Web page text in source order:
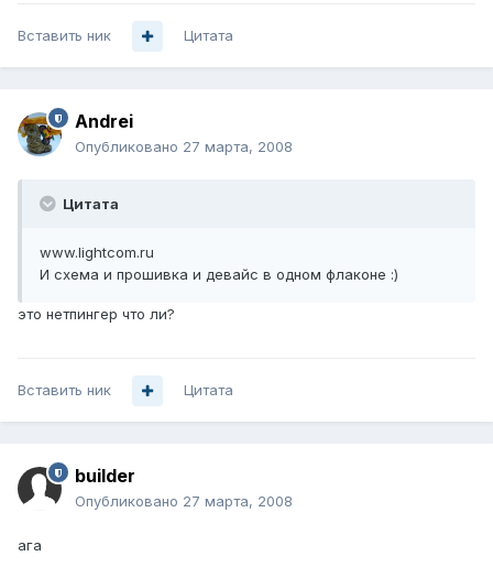
Вставить ник Цитата
Andrei
Опубликовано 27 марта, 2008
Цитата
www.lightcom.ru
И схема и прошивка и девайс в одном флаконе :)
это нетпингер что ли?
Вставить ник Цитата
builder
Опубликовано 27 марта, 2008
ага